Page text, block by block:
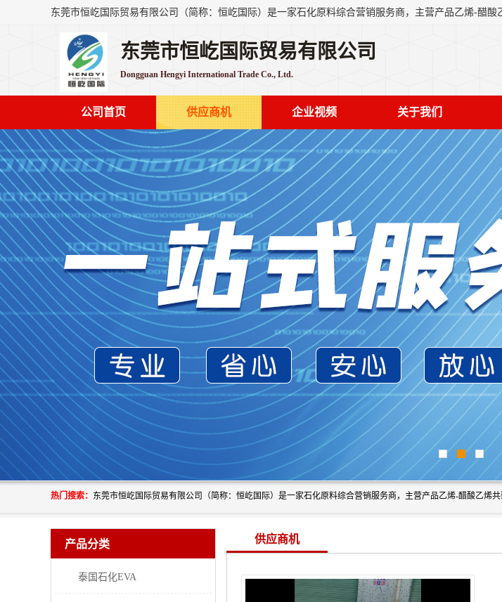
东莞市恒屹国际贸易有限公司
Dongguan Hengyi International Trade Co., Ltd.
公司首页 供应商机 企业视频 关于我们
热门搜索：
产品分类
泰国石化EVA
供应商机